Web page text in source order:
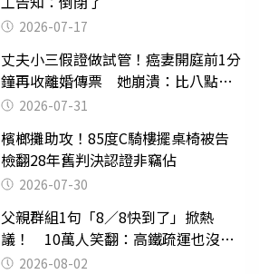
2026-07-17
丈夫小三假證做試管！癌妻開庭前1分
鐘再收離婚傳票 她崩潰：比八點檔
還扯2026-07-31
檳榔攤助攻！85度C騎樓擺桌椅被告
檢翻28年舊判決認證非竊佔
2026-07-30
父親群組1句「8／8快到了」掀熱
議！ 10萬人笑翻：高鐵疏運也沒列
父親節
2026-08-02